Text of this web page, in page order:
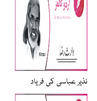
نذیر عباسی کی فریاد